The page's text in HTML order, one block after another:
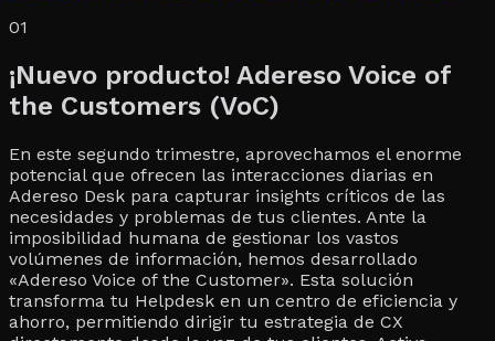
01
¡Nuevo producto! Adereso Voice of
the Customers (VoC)
En este segundo trimestre, aprovechamos el enorme
potencial que ofrecen las interacciones diarias en
Adereso Desk para capturar insights críticos de las
necesidades y problemas de tus clientes. Ante la
imposibilidad humana de gestionar los vastos
volúmenes de información, hemos desarrollado
«Adereso Voice of the Customer». Esta solución
transforma tu Helpdesk en un centro de eficiencia y
ahorro, permitiendo dirigir tu estrategia de CX